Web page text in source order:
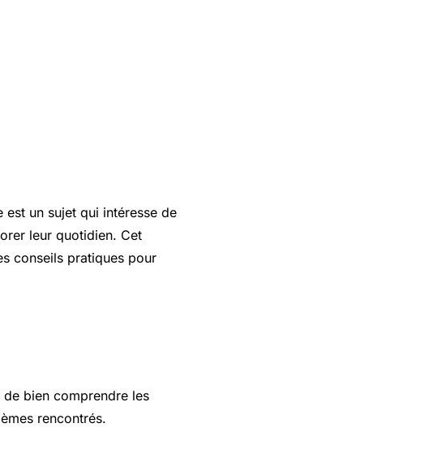
est un sujet qui intéresse de
leur quotidien. Cet
conseils pratiques pour
bien comprendre les
rencontrés.